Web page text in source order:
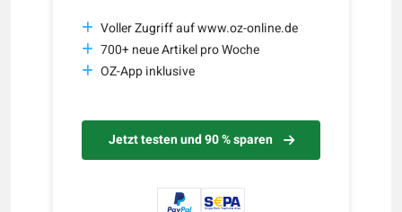
Voller Zugriff auf www.oz-online.de
700+ neue Artikel pro Woche
OZ-App inklusive
Jetzt testen und 90 % sparen